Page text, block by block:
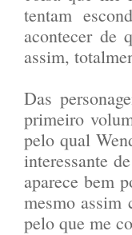
tentam
acontecer de
assim,
Das
primeiro
pelo qual
interessante
aparece bem
mesmo assim
pelo que me